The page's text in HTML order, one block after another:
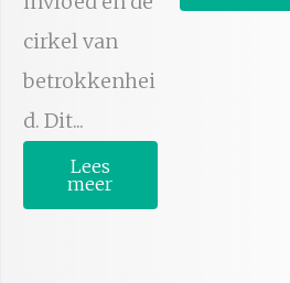
cirkel van
betrokkenhei
d. Dit...
Lees
meer